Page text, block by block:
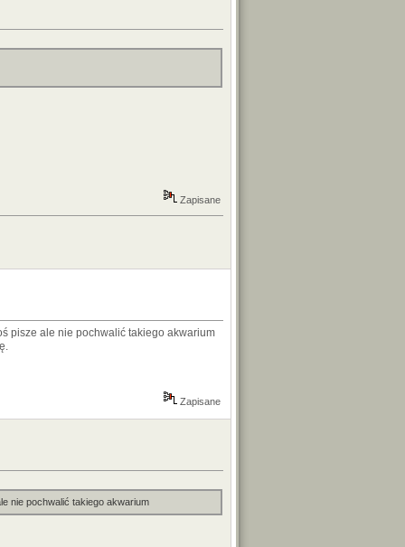
Zapisane
pisze ale nie pochwalić takiego akwarium
Zapisane
nie pochwalić takiego akwarium